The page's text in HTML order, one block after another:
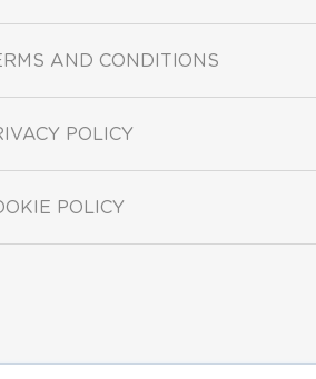
AND CONDITIONS
POLICY
POLICY